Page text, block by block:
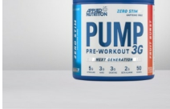
Applied Nutrition Napumpanko
proizvodi
3.490,00рсд